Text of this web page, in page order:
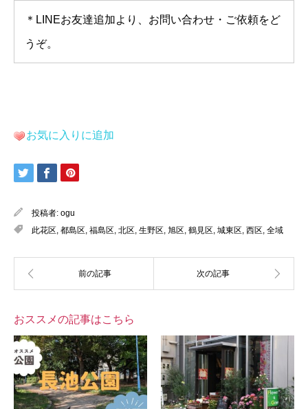
＊LINEお友達追加より、お問い合わせ・ご依頼をど
うぞ。
お気に入りに追加
投稿者: ogu
此花区, 都島区, 福島区, 北区, 生野区, 旭区, 鶴見区, 城東区, 西区, 全域
おススメの記事はこちら